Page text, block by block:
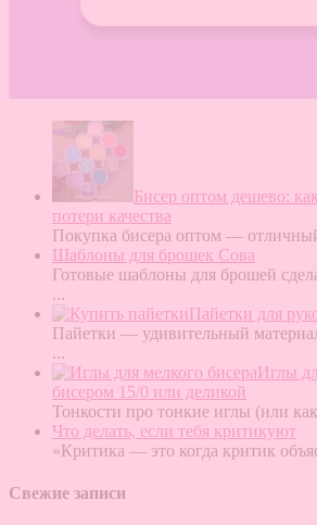
Бисер оптом дешево:
потери качества
Покупка бисера оптом —
Шаблоны для брошек Сова
Готовые шаблоны для брошей
...
Пайетки для
Пайетки — удивительный
...
Иглы
бисером 15/0 или деликой
Тонкости про тонкие иглы (или
Что делать, если тебя критикуют
«Критика — это когда критик
Свежие записи